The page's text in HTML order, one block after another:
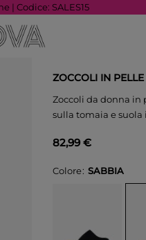
| Codice: SALES15
ZOCCOLI IN
Zoccoli da donna in
sulla tomaia e suola
82,99 €
Colore SABBIA